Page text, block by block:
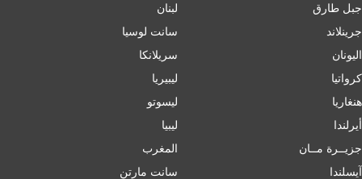
جبل طارق
جرينلاند
اليونان
كرواتيا
هنغاريا
أيرلندا
جزيــرة مــان
آيسلندا
لبنان
سانت لوسيا
سريلانكا
ليبيريا
ليسوتو
ليبيا
المغرب
سانت مارتن